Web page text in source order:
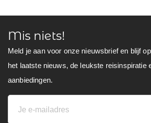
Mis niets!
Meld je aan voor onze nieuwsbrief en blijf
het laatste nieuws, de leukste reisinspiratie
aanbiedingen.